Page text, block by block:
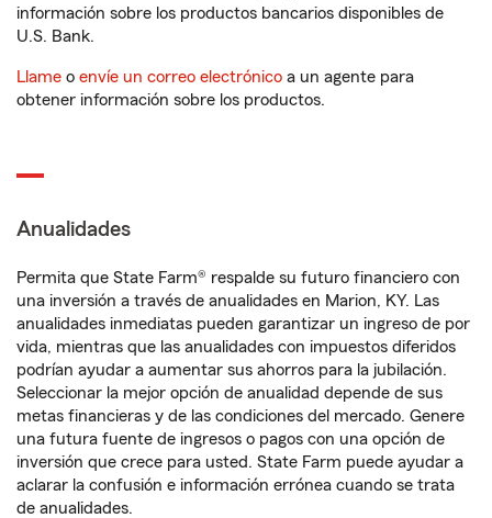
información sobre los productos bancarios disponibles de
U.S. Bank.
Llame o envíe un correo electrónico a un agente para
obtener información sobre los productos.
Anualidades
Permita que State Farm® respalde su futuro financiero con
una inversión a través de anualidades en Marion, KY. Las
anualidades inmediatas pueden garantizar un ingreso de por
vida, mientras que las anualidades con impuestos diferidos
podrían ayudar a aumentar sus ahorros para la jubilación.
Seleccionar la mejor opción de anualidad depende de sus
metas financieras y de las condiciones del mercado. Genere
una futura fuente de ingresos o pagos con una opción de
inversión que crece para usted. State Farm puede ayudar a
aclarar la confusión e información errónea cuando se trata
de anualidades.